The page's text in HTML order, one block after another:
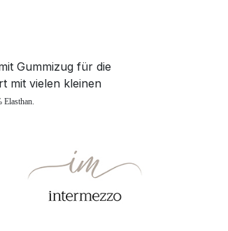
Gummizug für die
mit vielen kleinen
Elasthan.